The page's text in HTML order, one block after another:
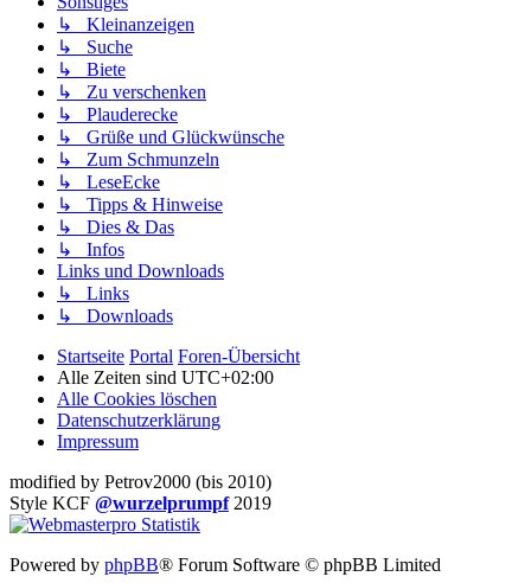
↳ Kleinanzeigen
↳ Suche
↳ Biete
↳ Zu verschenken
↳ Plauderecke
↳ Grüße und Glückwünsche
↳ Zum Schmunzeln
↳ LeseEcke
↳ Tipps & Hinweise
↳ Dies & Das
↳ Infos
Links und Downloads
↳ Links
↳ Downloads
Startseite Portal Foren-Übersicht
Alle Zeiten sind UTC+02:00
Alle Cookies löschen
Datenschutzerklärung
Impressum
modified by Petrov2000 (bis 2010)
Style KCF @wurzelprumpf2019
Powered by phpBB® Forum Software © phpBB Limited